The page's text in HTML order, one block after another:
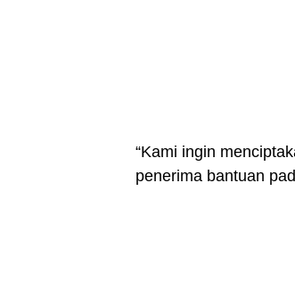
“Kami ingin
penerima bantuan